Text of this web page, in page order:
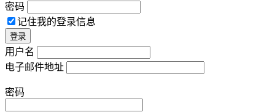
密码
记住我的登录信息
用户名
电子邮件地址
密码